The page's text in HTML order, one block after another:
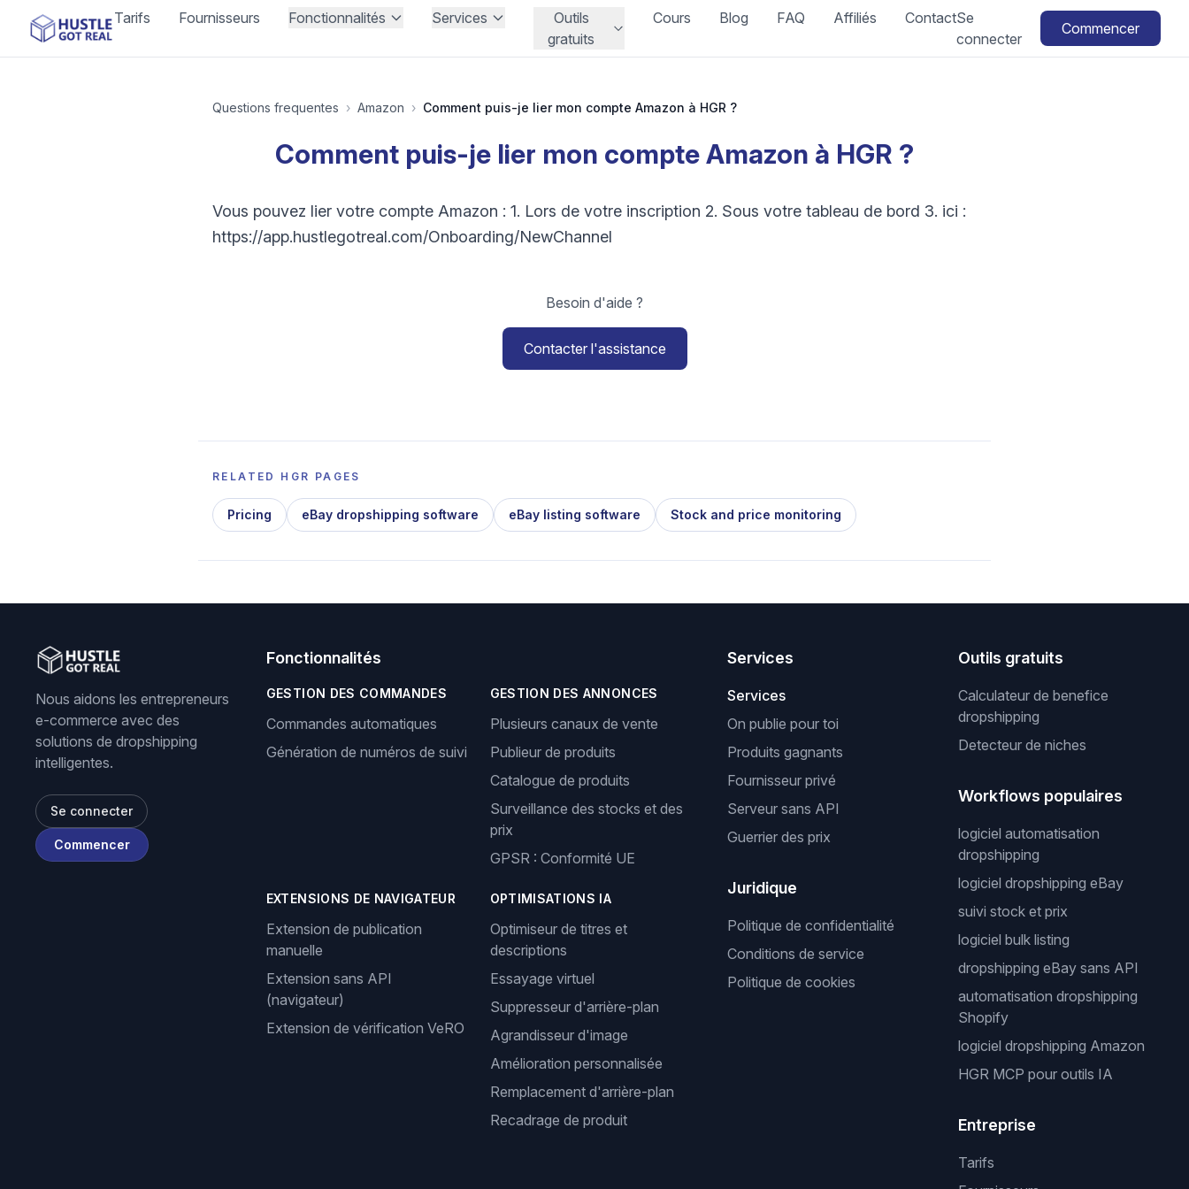
Tarifs Fournisseurs Fonctionnalités Services
Outils
gratuits
Cours Blog FAQ Affiliés ContactSe
connecter
Commencer
Questions frequentes › Amazon › Comment puis-je lier mon compte Amazon à HGR ?
Comment puis-je lier mon compte Amazon à HGR ?
Vous pouvez lier votre compte Amazon : 1. Lors de votre inscription 2. Sous votre tableau de bord 3. ici :
https://app.hustlegotreal.com/Onboarding/NewChannel
Besoin d'aide ?
Contacter l'assistance
RELATED HGR PAGES
Pricing eBay dropshipping software eBay listing software Stock and price monitoring
Nous aidons les entrepreneurs
e-commerce avec des
solutions de dropshipping
intelligentes.
Se connecter
Commencer
Fonctionnalités
GESTION DES COMMANDES
Commandes automatiques
Génération de numéros de suivi
GESTION DES ANNONCES
Plusieurs canaux de vente
Publieur de produits
Catalogue de produits
Surveillance des stocks et des
prix
GPSR : Conformité UE
EXTENSIONS DE NAVIGATEUR
Extension de publication
manuelle
Extension sans API
(navigateur)
Extension de vérification VeRO
OPTIMISATIONS IA
Optimiseur de titres et
descriptions
Essayage virtuel
Suppresseur d'arrière-plan
Agrandisseur d'image
Amélioration personnalisée
Remplacement d'arrière-plan
Recadrage de produit
Services
Services
On publie pour toi
Produits gagnants
Fournisseur privé
Serveur sans API
Guerrier des prix
Juridique
Politique de confidentialité
Conditions de service
Politique de cookies
Outils gratuits
Calculateur de benefice
dropshipping
Detecteur de niches
Workflows populaires
logiciel automatisation
dropshipping
logiciel dropshipping eBay
suivi stock et prix
logiciel bulk listing
dropshipping eBay sans API
automatisation dropshipping
Shopify
logiciel dropshipping Amazon
HGR MCP pour outils IA
Entreprise
Tarifs